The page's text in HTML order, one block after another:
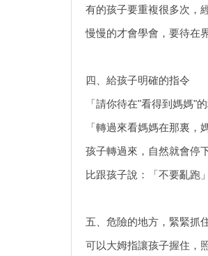
有的孩子要重複很多次，
慢慢的才會學會，要待在
四、給孩子明確的指令
「請你待在"看得到媽媽"
「轉過來看媽媽在那裏，
孩子轉過來，自然就會停
比跟孩子說：「不要亂跑
五、危險的地方，緊緊抓
可以大姆指讓孩子握住，